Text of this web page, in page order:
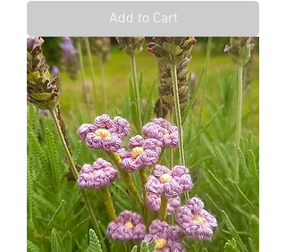
Add to Cart